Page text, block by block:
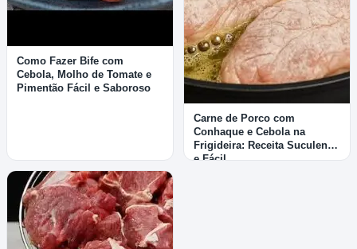
Como Fazer Bife com
Cebola, Molho de Tomate e
Pimentão Fácil e Saboroso
Carne de Porco com
Conhaque e Cebola na
Frigideira: Receita Suculenta
e Fácil